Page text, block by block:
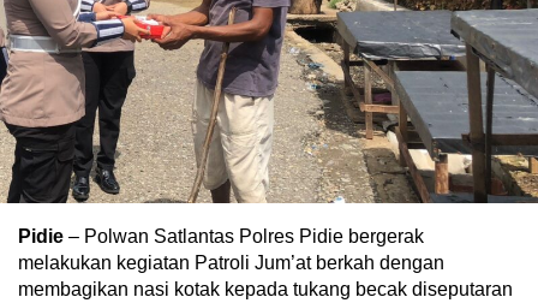
Pidie – Polwan Satlantas Polres Pidie bergerak
melakukan kegiatan Patroli Jum’at berkah dengan
membagikan nasi kotak kepada tukang becak diseputaran